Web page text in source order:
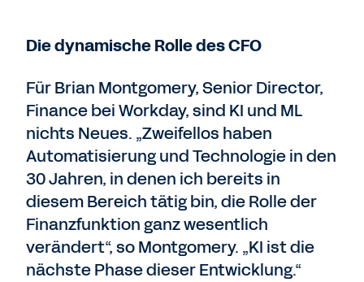
Die dynamische Rolle des CFO
Für Brian Montgomery, Senior Director,
Finance bei Workday, sind KI und ML
nichts Neues. „Zweifellos haben
Automatisierung und Technologie in den
30 Jahren, in denen ich bereits in
diesem Bereich tätig bin, die Rolle der
Finanzfunktion ganz wesentlich
verändert“, so Montgomery. „KI ist die
nächste Phase dieser Entwicklung.“